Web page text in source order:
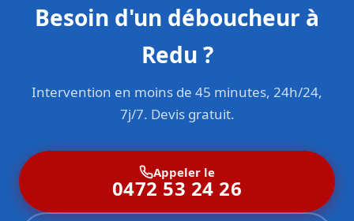
Besoin d'un déboucheur à
Redu ?
Intervention en moins de 45 minutes, 24h/24,
7j/7. Devis gratuit.
Appeler le
0472 53 24 26